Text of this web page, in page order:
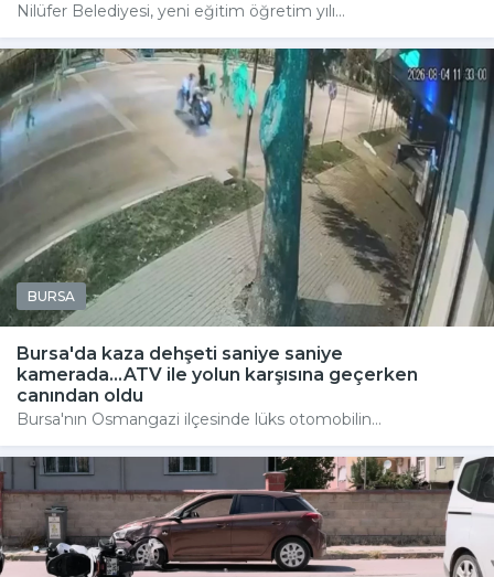
Nilüfer Belediyesi, yeni eğitim öğretim yılı...
BURSA
Bursa'da kaza dehşeti saniye saniye
kamerada...ATV ile yolun karşısına geçerken
canından oldu
Bursa'nın Osmangazi ilçesinde lüks otomobilin...